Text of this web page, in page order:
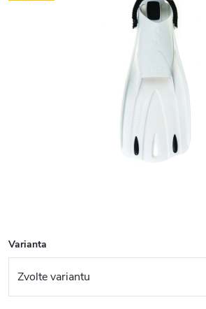
Varianta